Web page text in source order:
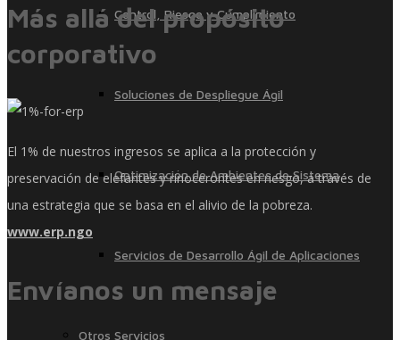
Control, Riesgo y Cumplimiento
Soluciones de Despliegue Ágil
Optimización de Ambientes de Sistema
Servicios de Desarrollo Ágil de Aplicaciones
Otros Servicios
Más allá del propósito
corporativo
El 1% de nuestros ingresos se aplica a la protección y
preservación de elefantes y rinocerontes en riesgo, a través de
una estrategia que se basa en el alivio de la pobreza.
www.erp.ngo
Envíanos un mensaje